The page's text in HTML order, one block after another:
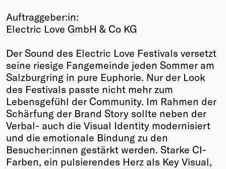
Annual
Auftraggeber:in:
Electric Love GmbH & Co KG
Der Sound des Electric Love Festivals versetzt
seine riesige Fangemeinde jeden Sommer am
Salzburgring in pure Euphorie. Nur der Look
des Festivals passte nicht mehr zum
Lebensgefühl der Community. Im Rahmen der
Schärfung der Brand Story sollte neben der
Verbal- auch die Visual Identity modernisiert
und die emotionale Bindung zu den
Besucher:innen gestärkt werden. Starke CI-
Farben, ein pulsierendes Herz als Key Visual,